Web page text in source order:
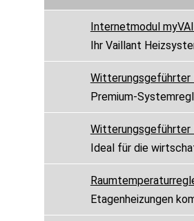
Internetmodul
Ihr Vaillant
Witterungsgeführter
Premium-
Witterungsgeführter
Ideal für die
Etagenheizungen